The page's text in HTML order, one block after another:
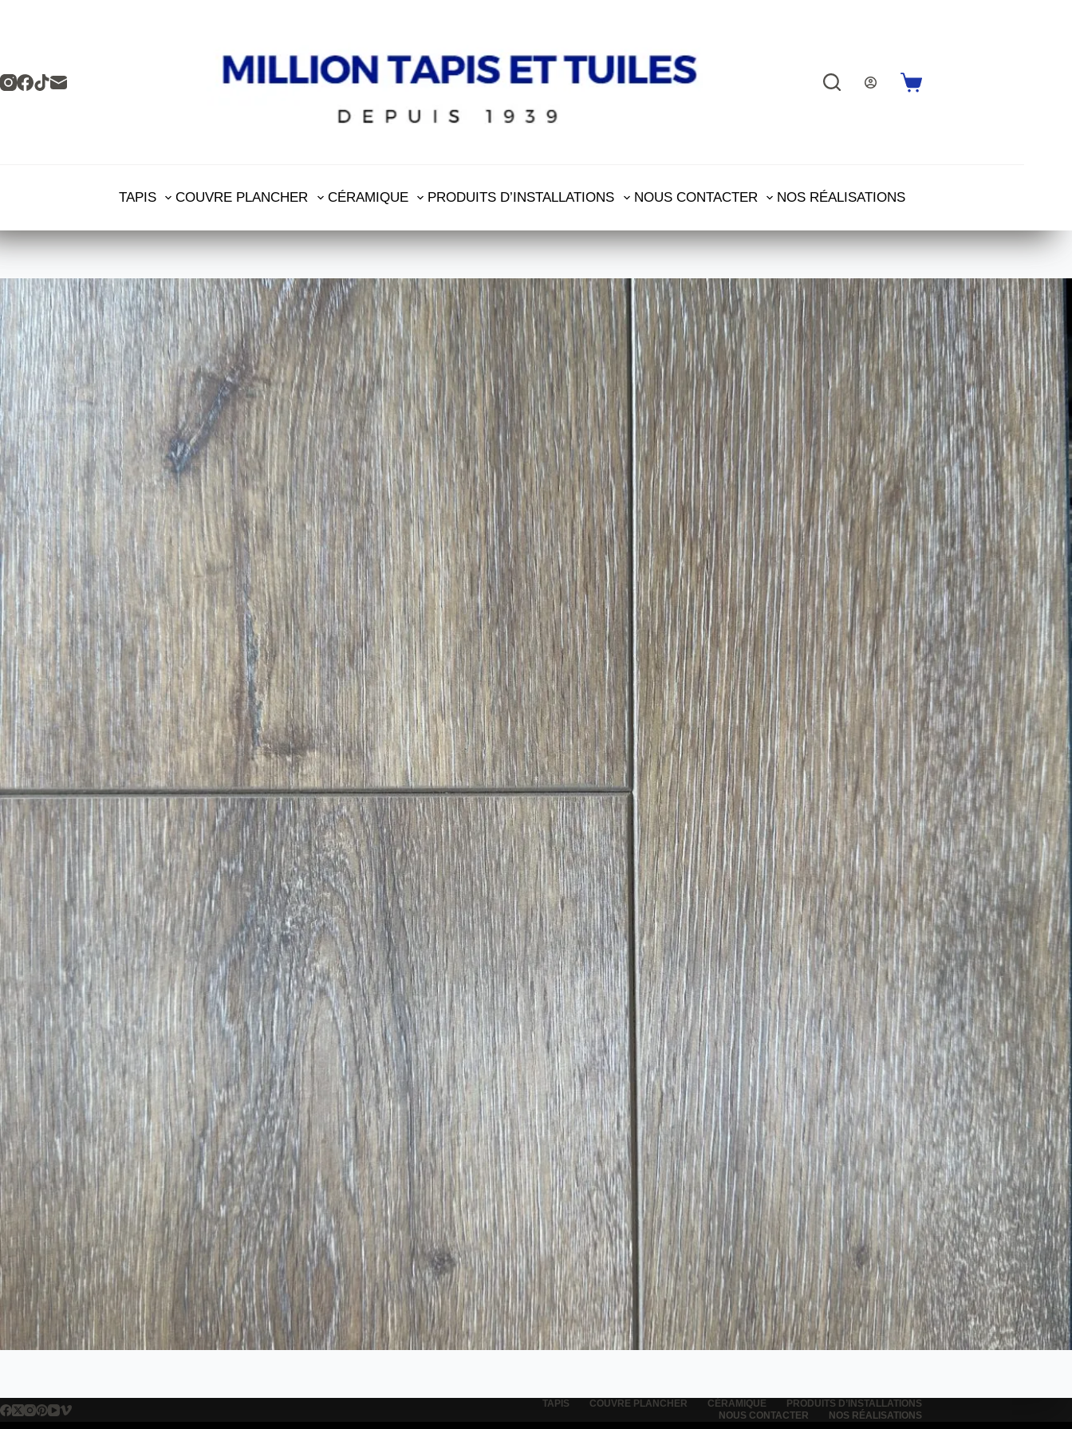
TAPIS COUVRE PLANCHER CÉRAMIQUE PRODUITS D’INSTALLATIONS NOUS CONTACTER NOS RÉALISATIONS
TAPIS COUVRE PLANCHER CÉRAMIQUE
PRODUITS D’INSTALLATIONS
NOUS CONTACTER
NOS RÉALISATIONS